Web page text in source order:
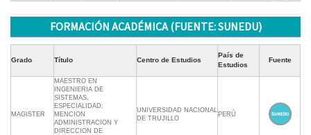
FORMACIÓN ACADÉMICA (FUENTE: SUNEDU)
Grado Título Centro de Estudios
País de
Estudios
Fuente
MAGISTER
MAESTRO EN
INGENIERIA DE
SISTEMAS,
ESPECIALIDAD:
MENCION
ADMINISTRACION Y
DIRECCION DE
UNIVERSIDAD NACIONAL
DE TRUJILLO
PERÚ